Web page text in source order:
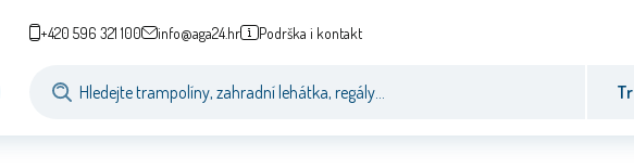
+420 596 321 100 info@aga24.hr Podrška i kontakt